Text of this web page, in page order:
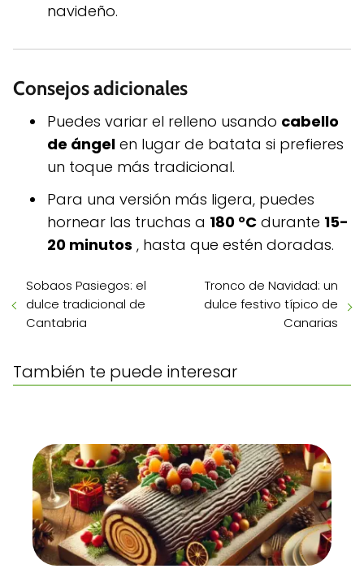
navideño.
Consejos adicionales
Puedes variar el relleno usando cabello
de ángel en lugar de batata si prefieres
un toque más tradicional.
Para una versión más ligera, puedes
hornear las truchas a 180 °C durante 15-
20 minutos , hasta que estén doradas.
Sobaos Pasiegos: el
dulce tradicional de
Cantabria
Tronco de Navidad: un
dulce festivo típico de
Canarias
También te puede interesar